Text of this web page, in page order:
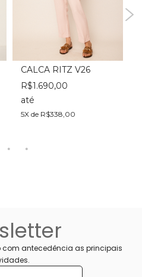
CALCA RITZ V26
R$1.690,00
até
5X de R$338,00
antecedência as principais